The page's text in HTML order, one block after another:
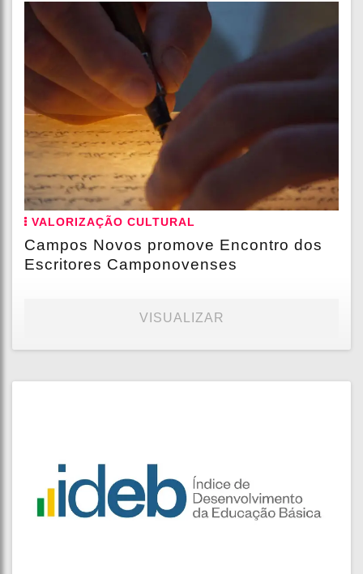
VALORIZAÇÃO CULTURAL
Campos Novos promove Encontro dos
Escritores Camponovenses
VISUALIZAR